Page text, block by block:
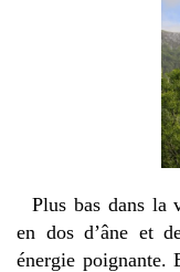
Plus bas dans la
en dos d’âne et
énergie poignante.